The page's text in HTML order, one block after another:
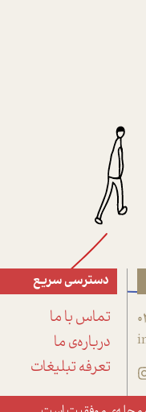
دسترسی سریع
تماس با ما
درباره‌ی ما
تعرفه تبلیغات